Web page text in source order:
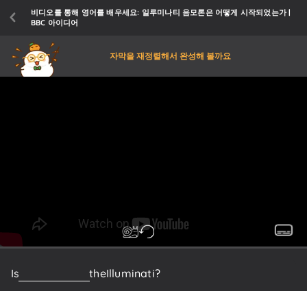
비디오를 통해 영어를 배우세요: 일루미나티 음모론은 어떻게 시작되었는가 |
BBC 아이디어
자막을 재정렬해서 완성해 볼까요
Is intheIlluminati?